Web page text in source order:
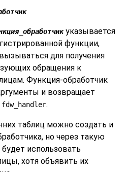
указывается
функции,
для получения
обращения к
Функция-обработчик
и возвращает
fdw_handler.
таблиц можно создать и
но через такую
использовать
хотя объявить их